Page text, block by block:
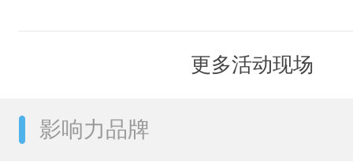
更多活动现场
影响力品牌